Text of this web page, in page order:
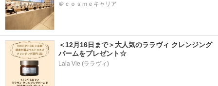
＠ｃｏｓｍｅキャリア
＜12月16日まで＞大人気のララヴィ クレンジング
バームをプレゼント☆
Lala Vie (ララヴィ)